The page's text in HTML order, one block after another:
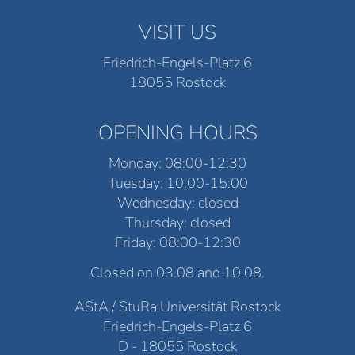
VISIT US
Friedrich-Engels-Platz 6
18055 Rostock
OPENING HOURS
Monday: 08:00-12:30
Tuesday: 10:00-15:00
Wednesday: closed
Thursday: closed
Friday: 08:00-12:30
Closed on 03.08 and 10.08.
AStA / StuRa Universität Rostock
Friedrich-Engels-Platz 6
D - 18055 Rostock